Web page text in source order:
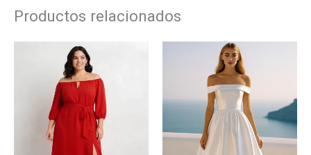
Productos relacionados